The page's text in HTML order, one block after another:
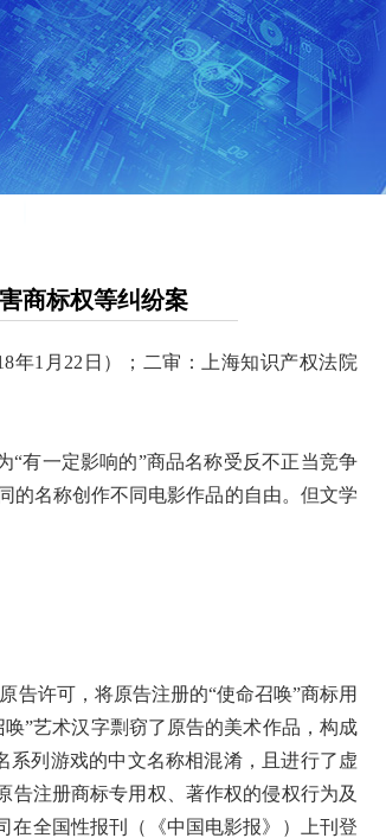
商标权等纠纷案
年1月22日）；二审：上海知识产权法院
有一定影响的”商品名称受反不正当竞争
的名称创作不同电影作品的自由。但文学
告许可，将原告注册的“使命召唤”商标用
”艺术汉字剽窃了原告的美术作品，构成
列游戏的中文名称相混淆，且进行了虚
告注册商标专用权、著作权的侵权行为及
在全国性报刊（《中国电影报》）上刊登